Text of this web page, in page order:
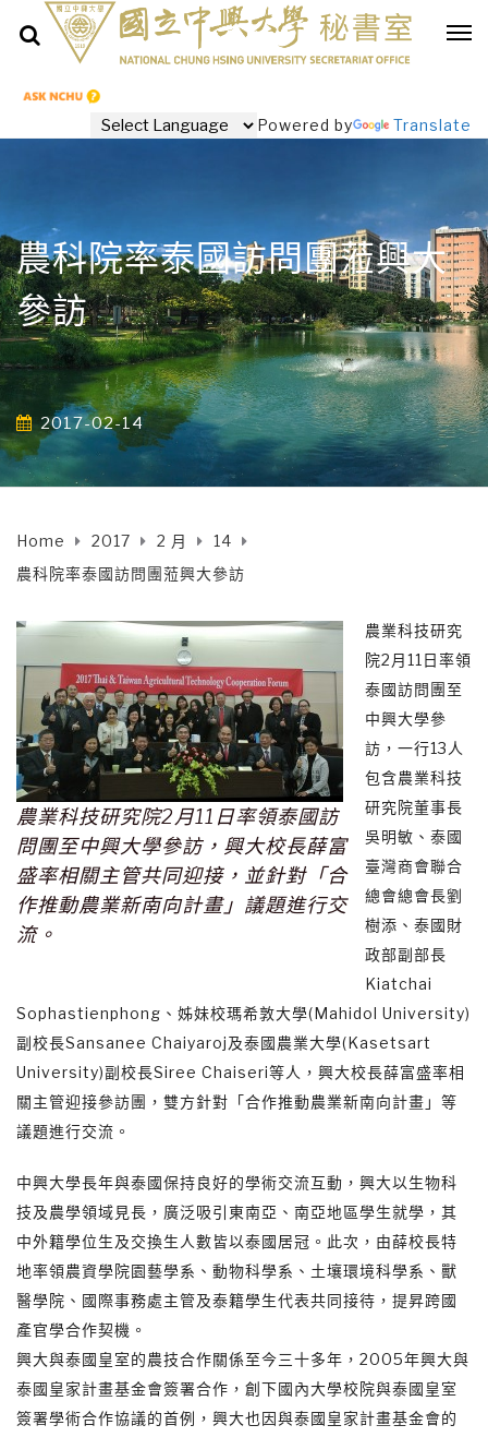
Powered by Translate
農科院率泰國訪問團蒞興大
參訪
2017-02-14
Home 2017 2 月
14
農科院率泰國訪問團蒞興大參訪
農業科技研究院2月11日率領泰國訪
問團至中興大學參訪，興大校長薛富
盛率相關主管共同迎接，並針對「合
作推動農業新南向計畫」議題進行交
流。
農業科技研究
院2月11日率領
泰國訪問團至
中興大學參
訪，一行13人
包含農業科技
研究院董事長
吳明敏、泰國
臺灣商會聯合
總會總會長劉
樹添、泰國財
政部副部長
Kiatchai
Sophastienphong、姊妹校瑪希敦大學(Mahidol University)
副校長Sansanee Chaiyaroj及泰國農業大學(Kasetsart
University)副校長Siree Chaiseri等人，興大校長薛富盛率相
關主管迎接參訪團，雙方針對「合作推動農業新南向計畫」等
議題進行交流。
中興大學長年與泰國保持良好的學術交流互動，興大以生物科
技及農學領域見長，廣泛吸引東南亞、南亞地區學生就學，其
中外籍學位生及交換生人數皆以泰國居冠。此次，由薛校長特
地率領農資學院園藝學系、動物科學系、土壤環境科學系、獸
醫學院、國際事務處主管及泰籍學生代表共同接待，提昇跨國
產官學合作契機。
興大與泰國皇室的農技合作關係至今三十多年，2005年興大與
泰國皇家計畫基金會簽署合作，創下國內大學校院與泰國皇室
簽署學術合作協議的首例，興大也因與泰國皇家計畫基金會的